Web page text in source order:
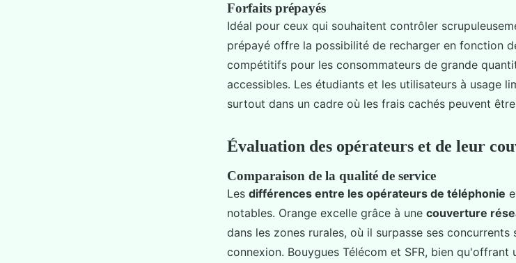
Forfaits prépayés
Idéal pour ceux qui souhaitent contrôler
prépayé offre la possibilité de recharger en fonction
compétitifs pour les consommateurs de grande
accessibles. Les étudiants et les utilisateurs à usage
surtout dans un cadre où les frais cachés peuvent
Évaluation des opérateurs et de leur
Comparaison de la qualité de service
Les différences entre les opérateurs de téléphonie
notables. Orange excelle grâce à une couverture
dans les zones rurales, où il surpasse ses
connexion. Bouygues Télécom et SFR, bien qu'offrant